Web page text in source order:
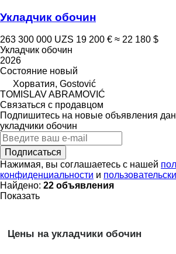
Укладчик обочин
263 300 000 UZS 19 200 € ≈ 22 180 $
Укладчик обочин
2026
Состояние новый
Хорватия, Gostović
TOMISLAV ABRAMOVIĆ
Связаться с продавцом
Подпишитесь на новые объявления
укладчики обочин
Подписаться
Нажимая, вы соглашаетесь с нашей
конфиденциальности и
Найдено: 22 объявления
Показать
Цены на укладчики обочин